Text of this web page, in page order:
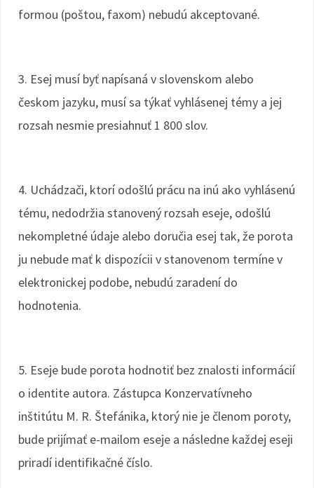
formou (poštou, faxom) nebudú akceptované.
3. Esej musí byť napísaná v slovenskom alebo
českom jazyku, musí sa týkať vyhlásenej témy a jej
rozsah nesmie presiahnuť 1 800 slov.
4. Uchádzači, ktorí odošlú prácu na inú ako vyhlásenú
tému, nedodržia stanovený rozsah eseje, odošlú
nekompletné údaje alebo doručia esej tak, že porota
ju nebude mať k dispozícii v stanovenom termíne v
elektronickej podobe, nebudú zaradení do
hodnotenia.
5. Eseje bude porota hodnotiť bez znalosti informácií
o identite autora. Zástupca Konzervatívneho
inštitútu M. R. Štefánika, ktorý nie je členom poroty,
bude prijímať e-mailom eseje a následne každej eseji
priradí identifikačné číslo.